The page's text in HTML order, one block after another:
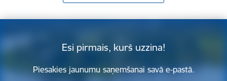
Esi pirmais, kurš uzzina!
Piesakies jaunumu saņemšanai savā e-pastā.